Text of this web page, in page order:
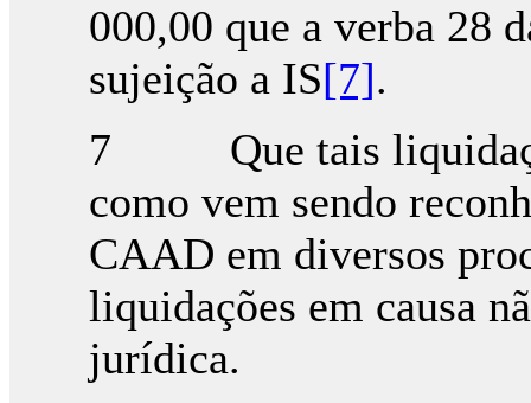
000,00 que a verba 28
sujeição a IS[7].
7 Que tais
como vem sendo
CAAD em diversos
liquidações em causa
jurídica.